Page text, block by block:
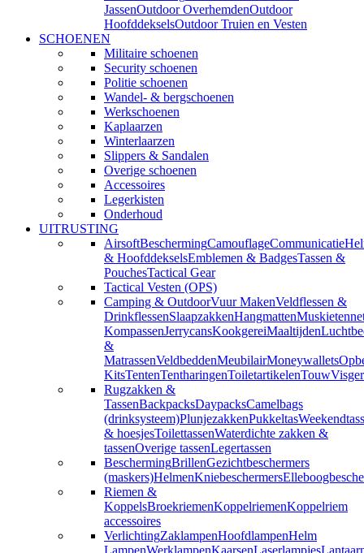
JassenOutdoor OverhemdenOutdoor
HoofddekselsOutdoor Truien en Vesten
SCHOENEN
Militaire schoenen
Security schoenen
Politie schoenen
Wandel- & bergschoenen
Werkschoenen
Kaplaarzen
Winterlaarzen
Slippers & Sandalen
Overige schoenen
Accessoires
Legerkisten
Onderhoud
UITRUSTING
AirsoftBeschermingCamouflageCommunicatie
& HoofddekselsEmblemen & BadgesTassen &
PouchesTactical Gear
Tactical Vesten (OPS)
Camping & OutdoorVuur MakenVeldflessen &
DrinkflessenSlaapzakkenHangmatten
KompassenJerrycansKookgereiMaaltijden
&
MatrassenVeldbeddenMeubilairMoneywallets
KitsTentenTentharingenToiletartikelenTouw
Rugzakken &
TassenBackpacksDaypacksCamelbags
(drinksysteem)PlunjezakkenPukkeltas
& hoesjesToilettassenWaterdichte zakken &
tassenOverige tassenLegertassen
BeschermingBrillenGezichtbeschermers
(maskers)HelmenKniebeschermers
Riemen &
KoppelsBroekriemenKoppelriemenKoppelriem
accessoires
VerlichtingZaklampenHoofdlampenHelm
LampenWerklampenKaarsenLaserlampjes